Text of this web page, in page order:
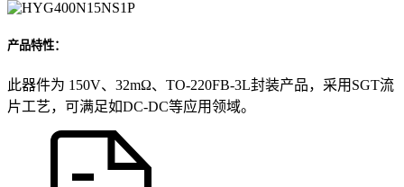
产品特性：
此器件为 150V、32mΩ、TO-220FB-3L封装产品，采用SGT流
片工艺，可满足如DC-DC等应用领域。